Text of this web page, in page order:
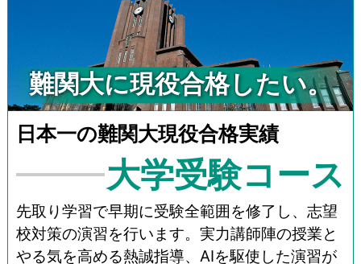
日本一の難関大現役合格実績
大学受験コース
先取り学習で早期に受験全範囲を修了し、志望
校対策の演習を行います。実力講師陣の授業と
やる気を高める熱誠指導、AIを駆使した演習が